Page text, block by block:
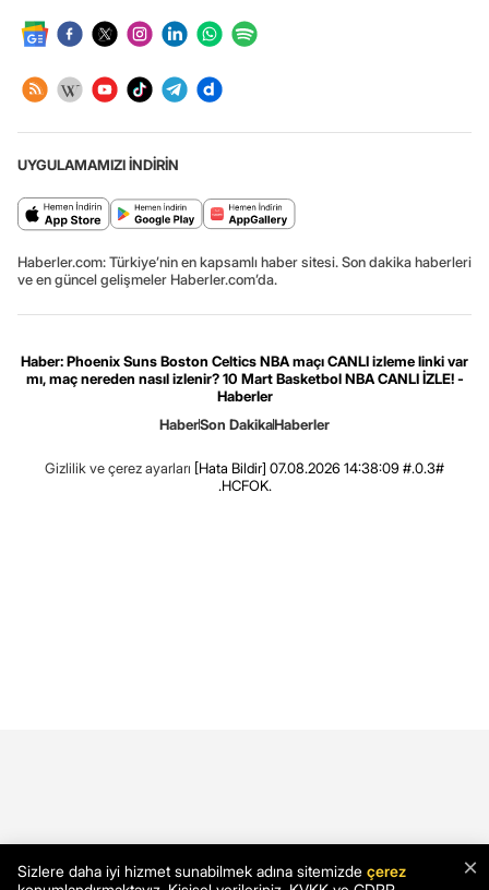
UYGULAMAMIZI İNDİRİN
Haberler.com: Türkiye’nin en kapsamlı haber sitesi. Son dakika haberleri
ve en güncel gelişmeler Haberler.com’da.
Haber: Phoenix Suns Boston Celtics NBA maçı CANLI izleme linki var
mı, maç nereden nasıl izlenir? 10 Mart Basketbol NBA CANLI İZLE! -
Haberler
HaberSon DakikaHaberler
Gizlilik ve çerez ayarları [Hata Bildir] 07.08.2026 14:38:09 #.0.3#
.HCFOK.
×
Sizlere daha iyi hizmet sunabilmek adına sitemizde çerez